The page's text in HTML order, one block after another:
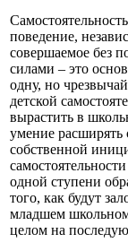
поведение,
совершаемое без
силами – это
одну, но
детской
вырастить в
умение расширять
собственной
одной ступени
того, как будут
младшем школьном
целом на